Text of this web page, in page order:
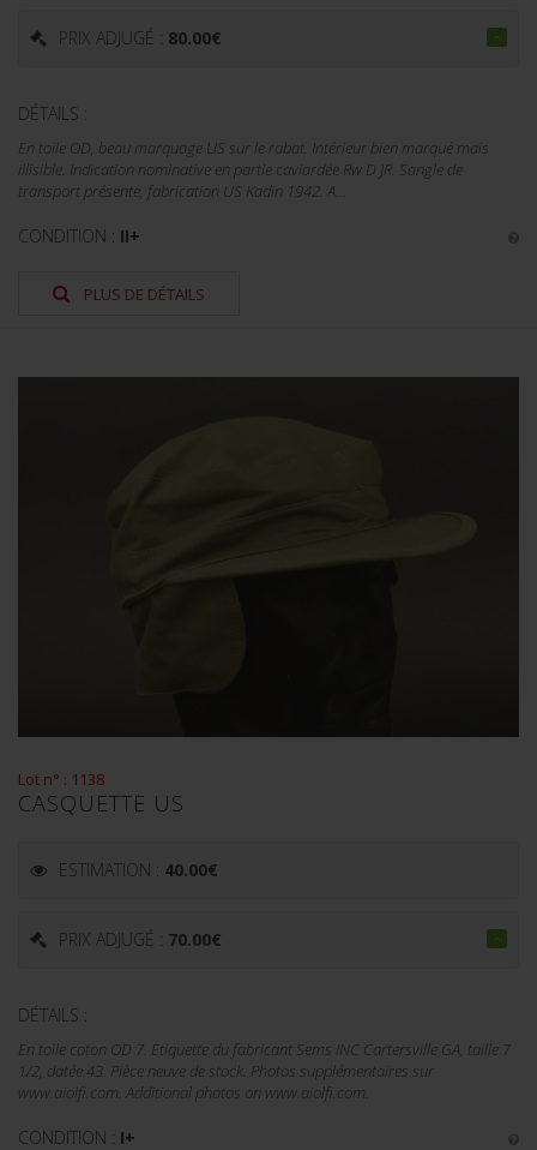
PRIX ADJUGÉ : 80.00€
DÉTAILS :
En toile OD, beau marquage US sur le rabat. Intérieur bien marqué mais
illisible. Indication nominative en partie caviardée Rw D JR. Sangle de
transport présente, fabrication US Kadin 1942. A...
CONDITION : II+
PLUS DE DÉTAILS
Lot n° : 1138
CASQUETTE US
ESTIMATION : 40.00€
PRIX ADJUGÉ : 70.00€
DÉTAILS :
En toile coton OD 7. Etiquette du fabricant Sems INC Cartersville GA, taille 7
1/2, datée 43. Pièce neuve de stock. Photos supplémentaires sur
www.aiolfi.com. Additional photos on www.aiolfi.com.
CONDITION : I+